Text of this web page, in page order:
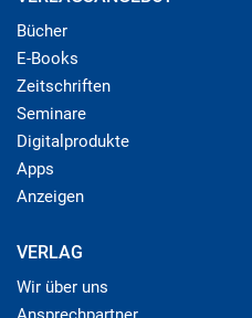
Bücher
E-Books
Zeitschriften
Seminare
Digitalprodukte
Apps
Anzeigen
VERLAG
Wir über uns